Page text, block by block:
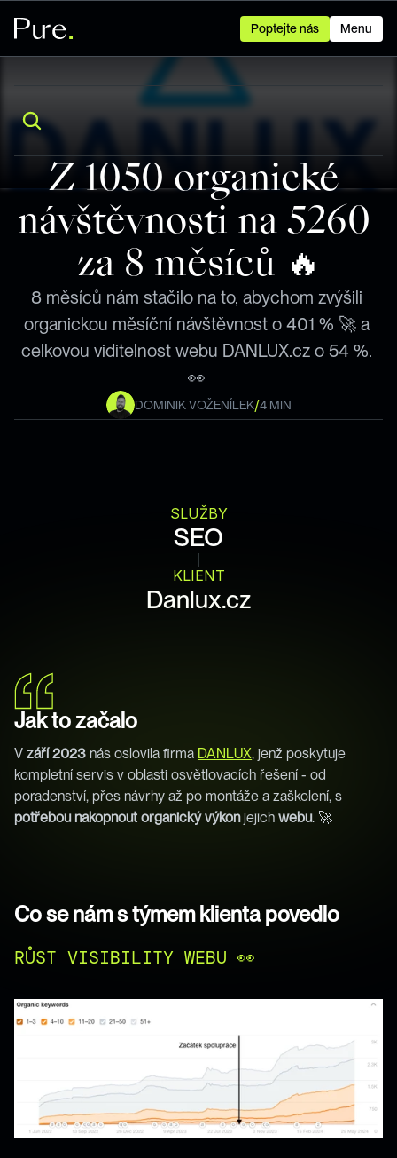
Menu
Poptejte nás
Z 1050 organické
návštěvnosti na 5260
za 8 měsíců 🔥
8 měsíců nám stačilo na to, abychom zvýšili
organickou měsíční návštěvnost o 401 % 🚀 a
celkovou viditelnost webu DANLUX.cz o 54 %.
👀
DOMINIK VOŽENÍLEK/4 MIN
SLUŽBY
SEO
KLIENT
Danlux.cz
Jak to začalo
V září 2023 nás oslovila firma DANLUX, jenž poskytuje
kompletní servis v oblasti osvětlovacích řešení - od
potřebou nakopnout organický výkon jejich webu. 🚀
Co se nám s týmem klienta povedlo
RŮST VISIBILITY WEBU 👀